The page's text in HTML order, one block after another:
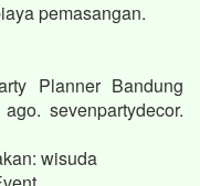
pemasangan.
Planner Bandung
sevenpartydecor.
wisuda